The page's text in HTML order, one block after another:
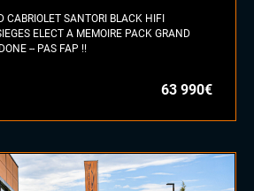
SANTORI BLACK HIFI
ELECT A MEMOIRE PACK GRAND
-- PAS FAP !!
63 990€